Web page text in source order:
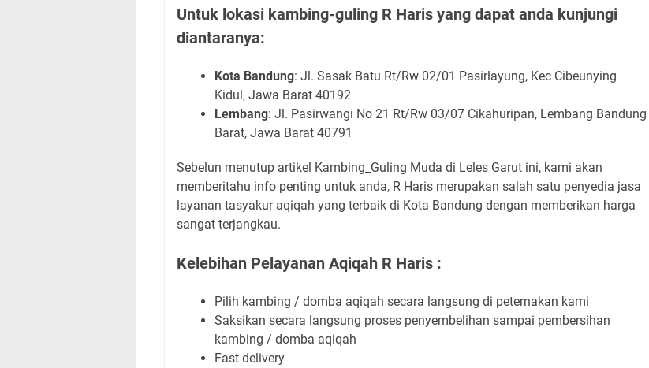
Untuk lokasi kambing-guling R Haris yang dapat anda kunjungi
diantaranya:
Kota Bandung: Jl. Sasak Batu Rt/Rw 02/01 Pasirlayung, Kec Cibeunying
Kidul, Jawa Barat 40192
Lembang: Jl. Pasirwangi No 21 Rt/Rw 03/07 Cikahuripan, Lembang Bandung
Barat, Jawa Barat 40791
Sebelun menutup artikel Kambing_Guling Muda di Leles Garut ini, kami akan
memberitahu info penting untuk anda, R Haris merupakan salah satu penyedia jasa
layanan tasyakur aqiqah yang terbaik di Kota Bandung dengan memberikan harga
sangat terjangkau.
Kelebihan Pelayanan Aqiqah R Haris :
Pilih kambing / domba aqiqah secara langsung di peternakan kami
Saksikan secara langsung proses penyembelihan sampai pembersihan
kambing / domba aqiqah
Fast delivery